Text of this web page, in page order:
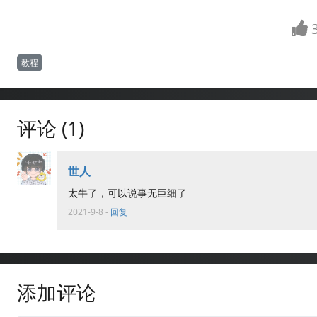
教程
评论 (1)
世人
太牛了，可以说事无巨细了
2021-9-8 - 回复
添加评论